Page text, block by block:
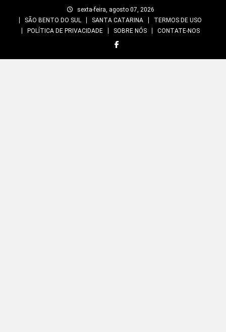
sexta-feira, agosto 07, 2026
SÃO BENTO DO SUL
SANTA CATARINA
TERMOS DE USO
POLÍTICA DE PRIVACIDADE
SOBRE NÓS CONTATE-NOS